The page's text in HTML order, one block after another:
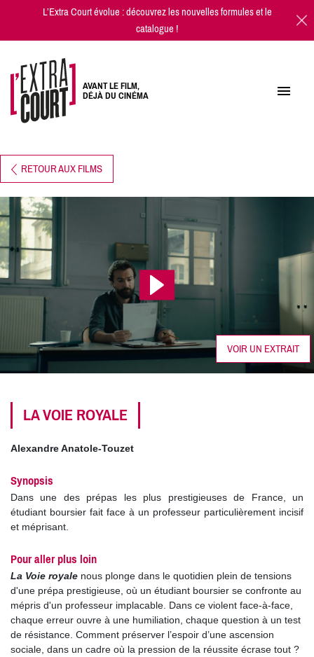
L’Extra Court évolue : découvrez lesnouvelles formulesetle
catalogue!
AVANT LE FILM,
DÉJÀ DU CINÉMA
RETOUR AUX FILMS
VOIR UN EXTRAIT
LA VOIE ROYALE
Alexandre Anatole-Touzet
Synopsis
Dans une des prépas les plus prestigieuses de France, un
étudiant boursier fait face à un professeur particulièrement incisif
et méprisant.
Pour aller plus loin
La Voie royale nous plonge dans le quotidien plein de tensions
d'une prépa prestigieuse, où un étudiant boursier se confronte au
mépris d'un professeur implacable. Dans ce violent face-à-face,
chaque erreur ouvre à une humiliation, chaque question à un test
de résistance. Comment préserver l’espoir d’une ascension
sociale, dans un cadre où la pression de la réussite écrase tout ?